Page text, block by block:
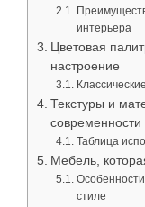
интерьера
Цветовая
настроение
Текстуры и
современности
Таблица
Мебель,
стиле